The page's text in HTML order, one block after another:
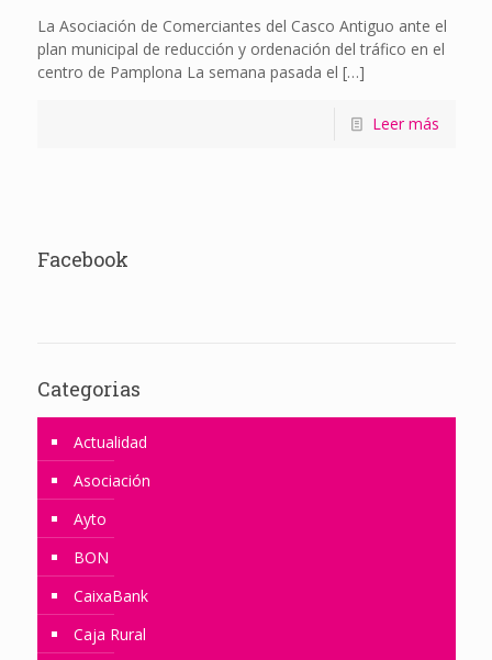
La Asociación de Comerciantes del Casco Antiguo ante el
plan municipal de reducción y ordenación del tráfico en el
centro de Pamplona La semana pasada el […]
Leer más
Facebook
Categorias
Actualidad
Asociación
Ayto
BON
CaixaBank
Caja Rural